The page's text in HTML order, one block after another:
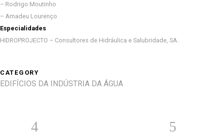
– Rodrigo Moutinho
– Amadeu Lourenço
Especialidades
HIDROPROJECTO – Consultores de Hidráulica e Salubridade, SA.
CATEGORY
EDIFÍCIOS DA INDÚSTRIA DA ÁGUA